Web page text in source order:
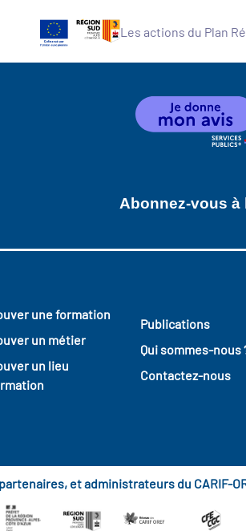
Les actions du Plan
Abonnez-vous à
une formation
un métier
un lieu
Publications
Qui sommes-nous
Contactez-nous
et administrateurs du CARIF-